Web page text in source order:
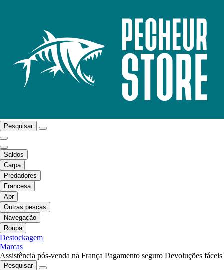
Pesquisar
Saldos
Carpa
Predadores
Francesa
Apr
Outras pescas
Navegação
Roupa
Destockagem
Marcas
Assistência pós-venda na França Pagamento seguro Devoluções fáceis
Pesquisar